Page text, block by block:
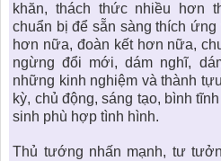
khăn, thách thức nhiều hơn
chuẩn bị để sẵn sàng thích
hơn nữa, đoàn kết hơn nữa,
ngừng đổi mới, dám nghĩ,
những kinh nghiệm và thành
kỳ, chủ động, sáng tạo, bình
sinh phù hợp tình hình.
Thủ tướng nhấn mạnh, tư